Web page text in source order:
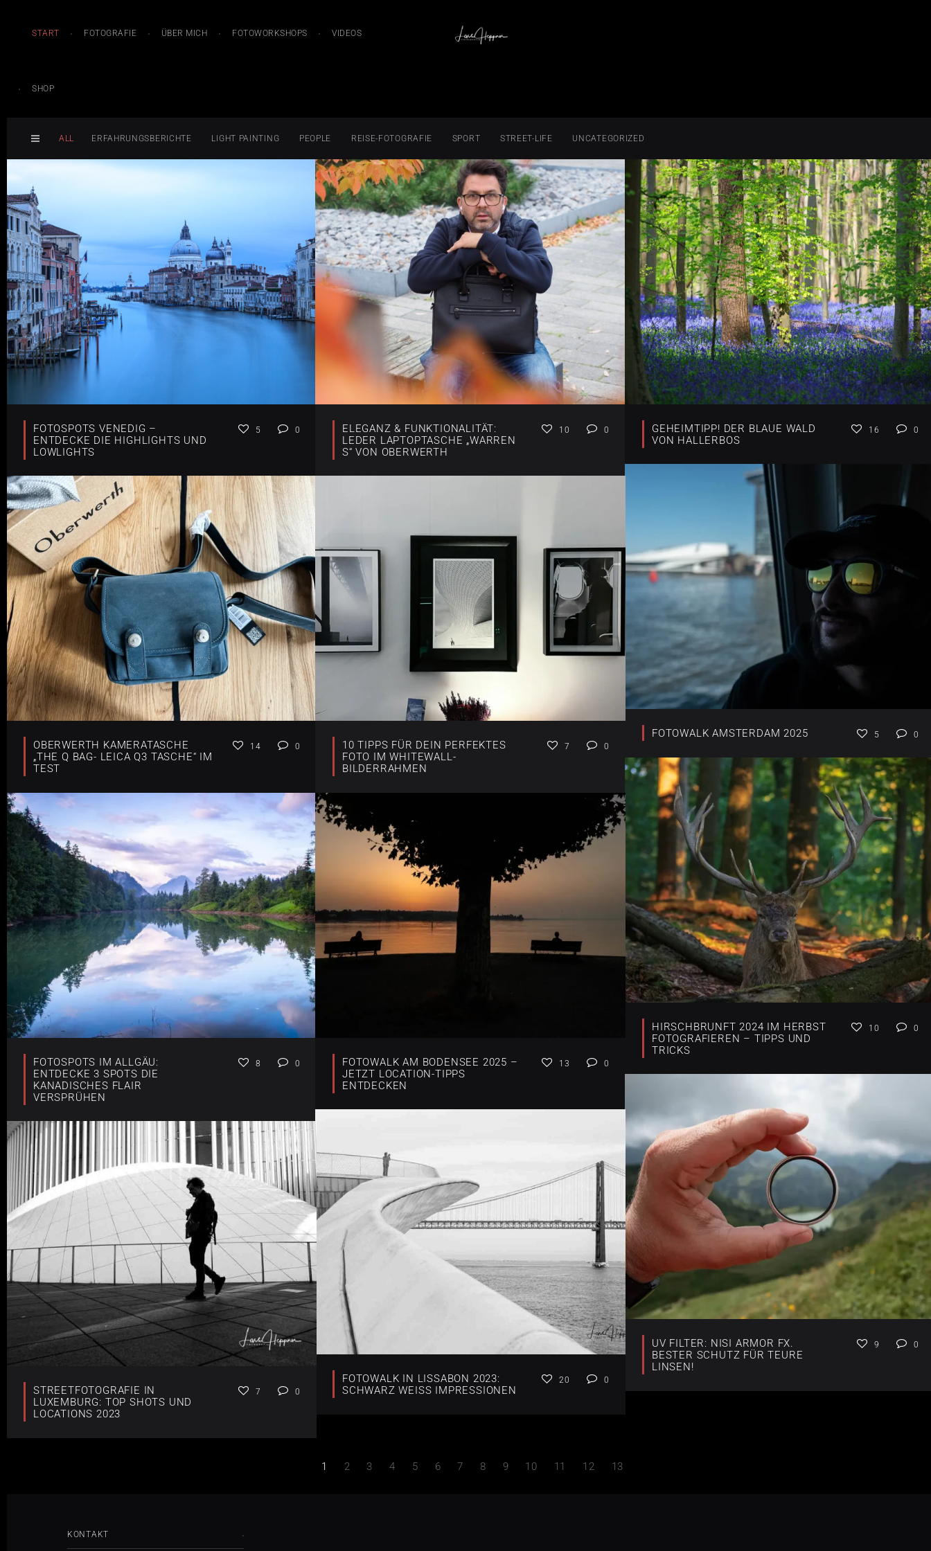
START FOTOGRAFIE ÜBER MICH FOTOWORKSHOPS VIDEOS
SHOP
ALL ERFAHRUNGSBERICHTE LIGHT PAINTING PEOPLE REISE-FOTOGRAFIE SPORT STREET-LIFE UNCATEGORIZED
FOTOSPOTS VENEDIG –
ENTDECKE DIE HIGHLIGHTS UND
LOWLIGHTS
5 0
ELEGANZ & FUNKTIONALITÄT:
LEDER LAPTOPTASCHE „WARREN
S“ VON OBERWERTH
10 0
GEHEIMTIPP! DER BLAUE WALD
VON HALLERBOS
16 0
FOTOWALK AMSTERDAM 2025 5 0
OBERWERTH KAMERATASCHE
„THE Q BAG- LEICA Q3 TASCHE“ IM
TEST
14 0
10 TIPPS FÜR DEIN PERFEKTES
FOTO IM WHITEWALL-
BILDERRAHMEN
7 0
HIRSCHBRUNFT 2024 IM HERBST
FOTOGRAFIEREN – TIPPS UND
TRICKS
10 0
FOTOSPOTS IM ALLGÄU:
ENTDECKE 3 SPOTS DIE
KANADISCHES FLAIR
VERSPRÜHEN
8 0
FOTOWALK AM BODENSEE 2025 –
JETZT LOCATION-TIPPS
ENTDECKEN
13 0
UV FILTER: NISI ARMOR FX.
BESTER SCHUTZ FÜR TEURE
LINSEN!
9 0
FOTOWALK IN LISSABON 2023:
SCHWARZ WEISS IMPRESSIONEN
20 0
STREETFOTOGRAFIE IN
LUXEMBURG: TOP SHOTS UND
LOCATIONS 2023
7 0
1 2 3 4 5 6 7 8 9 10 11 12 13
KONTAKT